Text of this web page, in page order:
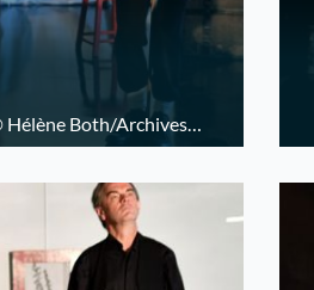
Both/Archives